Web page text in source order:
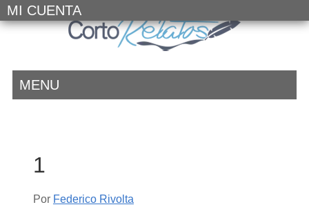
MI CUENTA
MENU
1
Por Federico Rivolta